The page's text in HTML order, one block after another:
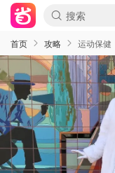
首页 攻略 运动保健